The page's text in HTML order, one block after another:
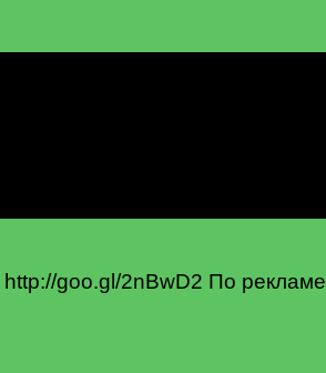
goo.gl/2nBwD2 По рекламе